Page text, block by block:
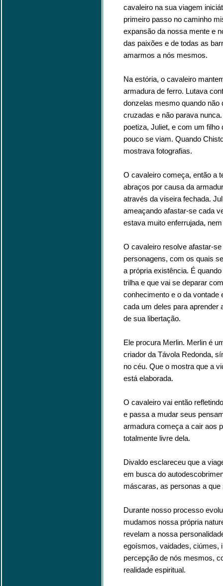
cavaleiro na sua viagem
primeiro passo no caminho
expansão da nossa mente e
das paixões e de todas as
amarmos a nós mesmos.
Na estória, o cavaleiro
armadura de ferro. Lutava
donzelas mesmo quando
cruzadas e não parava
poetiza, Juliet, e com um
pouco se viam. Quando
mostrava fotografias.
O cavaleiro começa, então a
abraços por causa da
através da viseira fechada.
ameaçando afastar-se cada
estava muito enferrujada,
O cavaleiro resolve afastar-
personagens, com os quais
a própria existência. É
trilha e que vai se deparar
conhecimento e o da
cada um deles para aprender
de sua libertação.
Ele procura Merlin. Merlin é
criador da Távola Redonda,
no céu. Que o mostra que a
está elaborada.
O cavaleiro vai então
e passa a mudar seus
armadura começa a cair aos
totalmente livre dela.
Divaldo esclareceu que a
em busca do
máscaras, as personas a
Durante nosso processo
mudamos nossa própria
revelam a nossa
egoísmos, vaidades, ciúmes,
percepção de nós mesmos,
realidade espiritual.